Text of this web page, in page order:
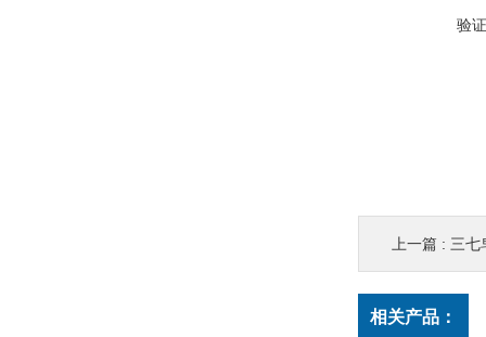
验
上一篇 : 三七
相关产品：